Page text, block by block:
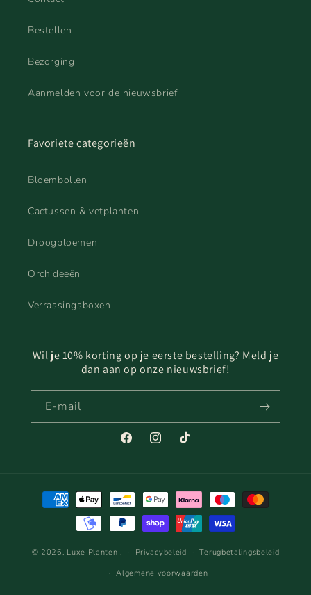
Bestellen
Bezorging
Aanmelden voor de nieuwsbrief
Favoriete categorieën
Bloembollen
Cactussen & vetplanten
Droogbloemen
Orchideeën
Verrassingsboxen
Wil je 10% korting op je eerste bestelling? Meld je
dan aan op onze nieuwsbrief!
E‑mail
FacebookInstagramTikTok
Betaalmethoden
© 2026, Luxe Planten . Privacybeleid
Terugbetalingsbeleid
Algemene voorwaarden